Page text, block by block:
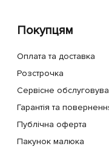
Покупцям
Оплата та доставка
Розстрочка
Сервісне
Гарантія та
Публічна оферта
Пакунок малюка